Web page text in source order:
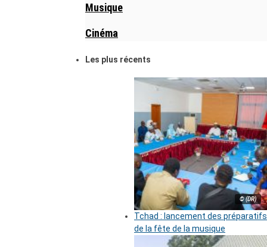
Musique
Cinéma
Les plus récents
© (DR)
Tchad : lancement des préparatifs
de la fête de la musique